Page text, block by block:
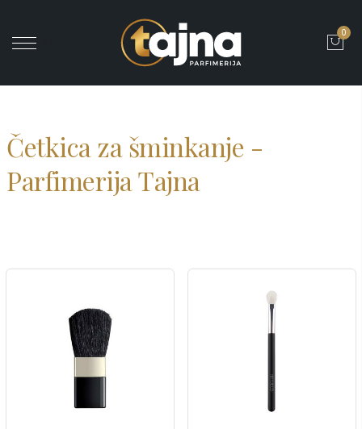
0
Četkica za šminkanje -
Parfimerija Tajna